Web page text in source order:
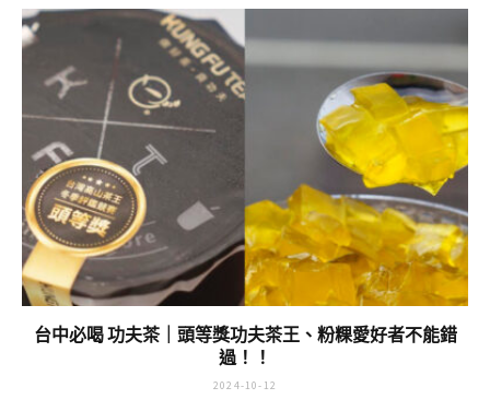
台中必喝 功夫茶｜頭等獎功夫茶王、粉粿愛好者不能錯
過！！
2024-10-12